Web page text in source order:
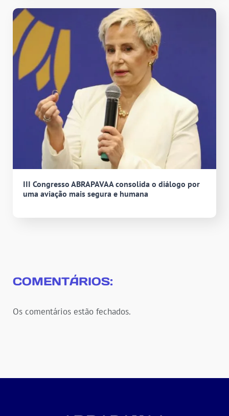
III Congresso ABRAPAVAA consolida o diálogo por
uma aviação mais segura e humana
COMENTÁRIOS:
Os comentários estão fechados.